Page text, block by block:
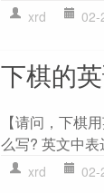
xrd 02-
下棋的
【请问，下棋
么写? 英文中表
xrd 02-